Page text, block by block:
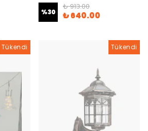
%30
₺ 913.00
₺ 640.00
Tükendi Tükendi